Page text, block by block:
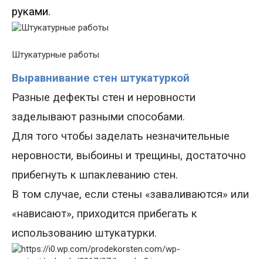
руками.
Штукатурные работы
Выравнивание стен штукатуркой
Разные дефекты стен и неровности
заделывают разными способами.
Для того чтобы заделать незначительные
неровности, выбоины и трещины, достаточно
прибегнуть к шпаклеванию стен.
В том случае, если стены «заваливаются» или
«нависают», приходится прибегать к
использованию штукатурки.